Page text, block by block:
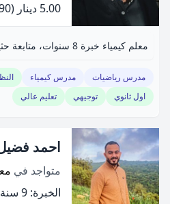
5.00 دينار
(90 دقيقة)
مدرس رياضيات مدرس كيمياء
اول ثانوي
توجيهي تعليم عالي
احمد
متواجد في
الخبرة: 9 سنة